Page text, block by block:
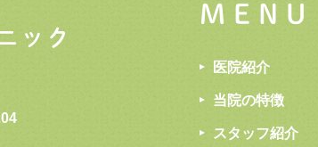
MENU
医院紹介
当院の特徴
スタッフ紹介